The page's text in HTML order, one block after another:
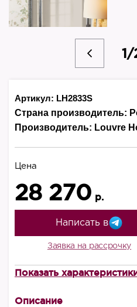
1/
Артикул: LH2833S
Страна производитель:
Производитель: Louvre
Цена
28 270 р.
Написать в
Заявка на рассрочку
Материалы
Показать
Описание